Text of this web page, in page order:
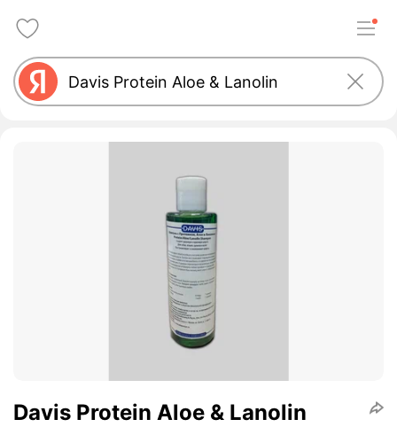
Davis Protein Aloe & Lanolin